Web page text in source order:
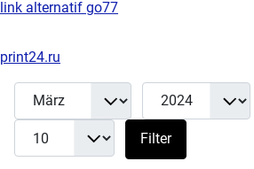
link alternatif go77
Filter
Monat Jahr
Filter
print24.ru